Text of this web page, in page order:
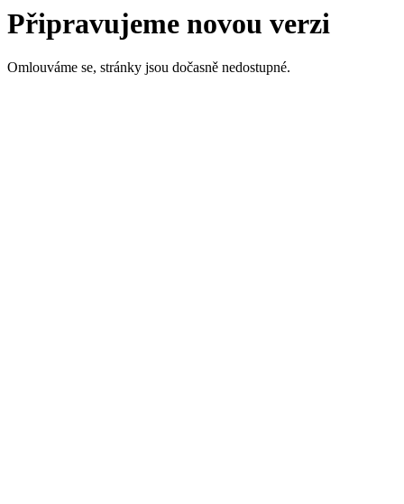
Připravujeme novou verzi
Omlouváme se, stránky jsou dočasně nedostupné.